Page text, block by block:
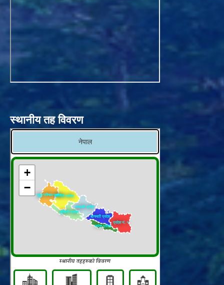
स्थानीय तह विवरण